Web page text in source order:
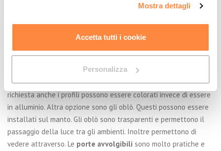
Mostra dettagli
Accetta tutti i cookie
Personalizza
Accessori
misure e nel colore del manto. Infatti sono molti i colori tra cui
scegliere. Questo senza nessun costo aggiuntivo. Il colore può
essere abbinato alle strutture presenti o ai colori aziendali. Su
richiesta anche i profili possono essere colorati invece di essere
in alluminio. Altra opzione sono gli oblò. Questi possono essere
installati sul manto. Gli oblò sono trasparenti e permettono il
passaggio della luce tra gli ambienti. Inoltre permettono di
vedere attraverso. Le porte avvolgibili sono molto pratiche e